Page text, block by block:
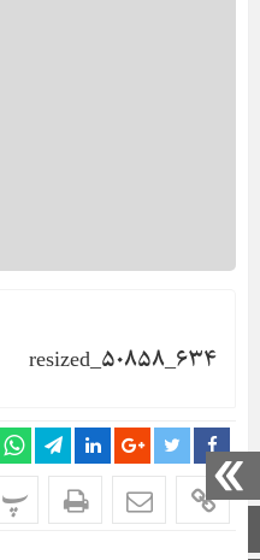
صفحه اصلی
resized_۵۰۸۵۸_۶۳۴
پ